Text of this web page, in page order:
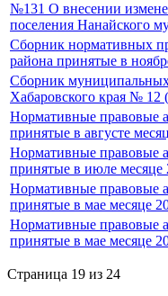
№131 О внесении
поселения Нанайского
Сборник нормативных
района принятые в
Сборник муниципальных
Хабаровского края № 12
Нормативные правовые
принятые в августе
Нормативные правовые
принятые в июле месяце
Нормативные правовые
принятые в мае месяце
Нормативные правовые
принятые в мае месяце
Страница 19 из 24